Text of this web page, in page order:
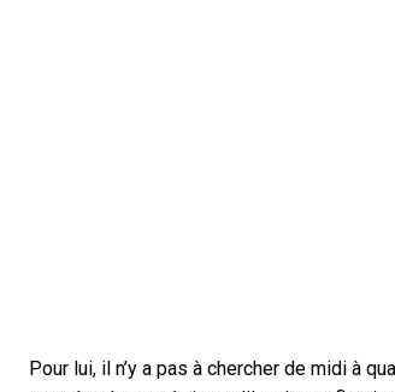
Pour lui, il n’y a pas à chercher de midi à